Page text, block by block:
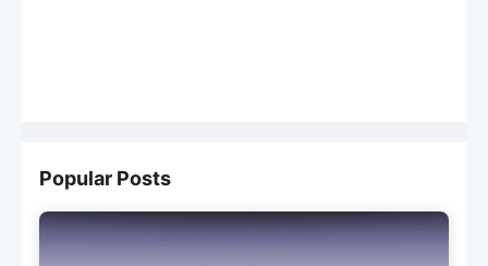
Popular Posts